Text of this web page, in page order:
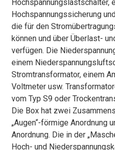
Hochspannungslastschalter,
Hochspannungssicherung
die für den
können und über Überlast-
verfügen. Die
einem
Stromtransformator, einem
Voltmeter usw.
vom Typ S9 oder
Die Box hat zwei
„Augen“-förmige Anordnung
Anordnung. Die in der
Hoch- und